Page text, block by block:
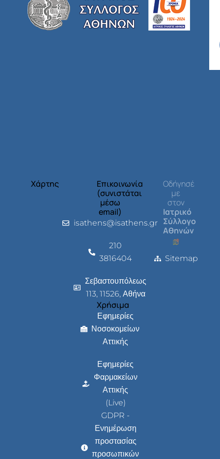
Χάρτης
Επικοινωνία
(συνιστάται
μέσω
email)
isathens@isathens.gr
210
3816404
Σεβαστουπόλεως
113, 11526, Αθήνα
Χρήσιμα
Εφημερίες
Νοσοκομείων
Αττικής
Εφημερίες
Φαρμακείων
Αττικής
(Live)
GDPR -
Ενημέρωση
προστασίας
προσωπικών
Οδήγησέ
με
στον
Ιατρικό
Σύλλογο
Αθηνών
Sitemap